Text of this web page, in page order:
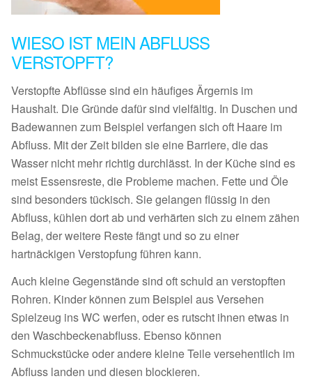
WIESO IST MEIN ABFLUSS
VERSTOPFT?
Verstopfte Abflüsse sind ein häufiges Ärgernis im
Haushalt. Die Gründe dafür sind vielfältig. In Duschen und
Badewannen zum Beispiel verfangen sich oft Haare im
Abfluss. Mit der Zeit bilden sie eine Barriere, die das
Wasser nicht mehr richtig durchlässt. In der Küche sind es
meist Essensreste, die Probleme machen. Fette und Öle
sind besonders tückisch. Sie gelangen flüssig in den
Abfluss, kühlen dort ab und verhärten sich zu einem zähen
Belag, der weitere Reste fängt und so zu einer
hartnäckigen Verstopfung führen kann.
Auch kleine Gegenstände sind oft schuld an verstopften
Rohren. Kinder können zum Beispiel aus Versehen
Spielzeug ins WC werfen, oder es rutscht ihnen etwas in
den Waschbeckenabfluss. Ebenso können
Schmuckstücke oder andere kleine Teile versehentlich im
Abfluss landen und diesen blockieren.